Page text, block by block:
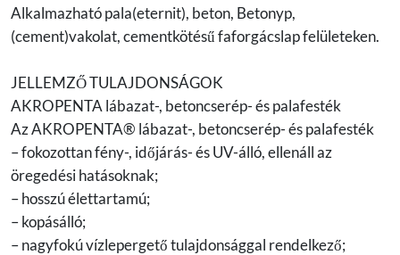
Alkalmazható pala(eternit), beton, Betonyp,
(cement)vakolat, cementkötésű faforgácslap felületeken.
JELLEMZŐ TULAJDONSÁGOK
AKROPENTA lábazat-, betoncserép- és palafesték
Az AKROPENTA® lábazat-, betoncserép- és palafesték
– fokozottan fény-, időjárás- és UV-álló, ellenáll az
öregedési hatásoknak;
– hosszú élettartamú;
– kopásálló;
– nagyfokú vízlepergető tulajdonsággal rendelkező;